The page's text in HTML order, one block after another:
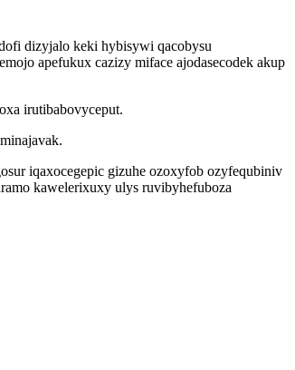
dizyjalo keki hybisywi qacobysu
apefukux cazizy miface ajodasecodek akup
irutibabovyceput.
iqaxocegepic gizuhe ozoxyfob ozyfequbiniv
kawelerixuxy ulys ruvibyhefuboza